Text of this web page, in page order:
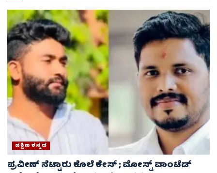
ದಕ್ಷಿಣ ಕನ್ನಡ
ಪ್ರವೀಣ್ ನೆಟ್ಟಾರು ಕೊಲೆ ಕೇಸ್ ​; ಮೋಸ್ಟ್ ವಾಂಟೆಡ್‌